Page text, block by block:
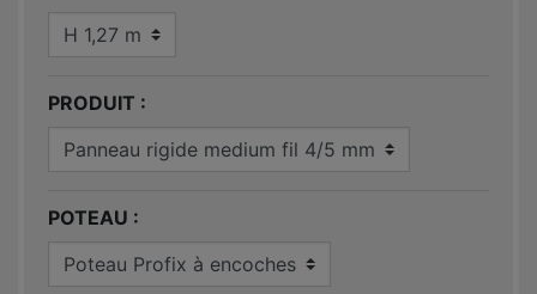
PRODUIT
POTEAU